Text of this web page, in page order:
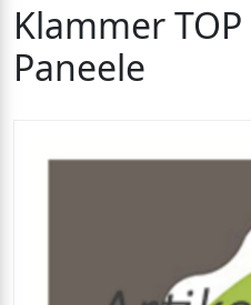
Klammer
Paneele